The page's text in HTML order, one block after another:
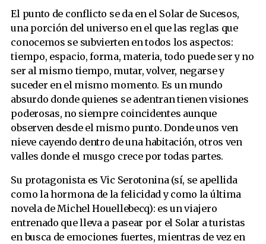
El punto de conflicto se da en el Solar de Sucesos,
una porción del universo en el que las reglas que
conocemos se subvierten en todos los aspectos:
tiempo, espacio, forma, materia, todo puede ser y no
ser al mismo tiempo, mutar, volver, negarse y
suceder en el mismo momento. Es un mundo
absurdo donde quienes se adentran tienen visiones
poderosas, no siempre coincidentes aunque
observen desde el mismo punto. Donde unos ven
nieve cayendo dentro de una habitación, otros ven
valles donde el musgo crece por todas partes.
Su protagonista es Vic Serotonina (sí, se apellida
como la hormona de la felicidad y como la última
novela de Michel Houellebecq): es un viajero
entrenado que lleva a pasear por el Solar a turistas
en busca de emociones fuertes, mientras de vez en